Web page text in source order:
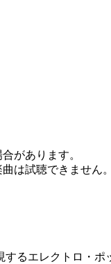
があります。
は試聴できません。
するエレクトロ・